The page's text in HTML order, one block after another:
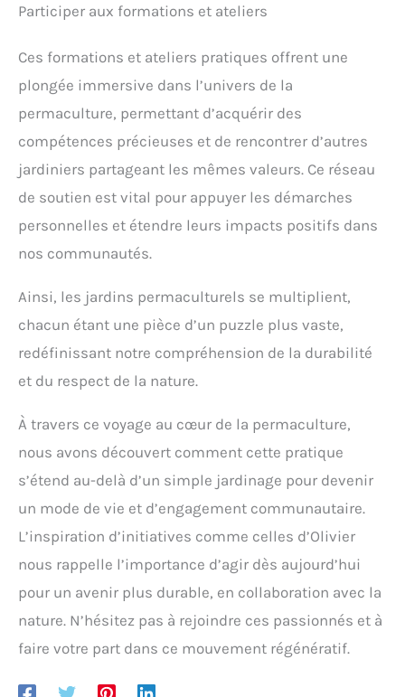
Participer aux formations et ateliers
Ces formations et ateliers pratiques offrent une
plongée immersive dans l’univers de la
permaculture, permettant d’acquérir des
compétences précieuses et de rencontrer d’autres
jardiniers partageant les mêmes valeurs. Ce réseau
de soutien est vital pour appuyer les démarches
personnelles et étendre leurs impacts positifs dans
nos communautés.
Ainsi, les jardins permaculturels se multiplient,
chacun étant une pièce d’un puzzle plus vaste,
redéfinissant notre compréhension de la durabilité
et du respect de la nature.
À travers ce voyage au cœur de la permaculture,
nous avons découvert comment cette pratique
s’étend au-delà d’un simple jardinage pour devenir
un mode de vie et d’engagement communautaire.
L’inspiration d’initiatives comme celles d’Olivier
nous rappelle l’importance d’agir dès aujourd’hui
pour un avenir plus durable, en collaboration avec la
nature. N’hésitez pas à rejoindre ces passionnés et à
faire votre part dans ce mouvement régénératif.